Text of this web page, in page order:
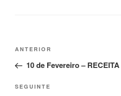
ANTERIOR
10 de Fevereiro –
SEGUINTE